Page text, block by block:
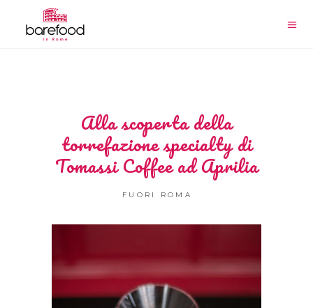
Alla scoperta della
torrefazione specialty di
Tomassi Coffee ad Aprilia
FUORI ROMA